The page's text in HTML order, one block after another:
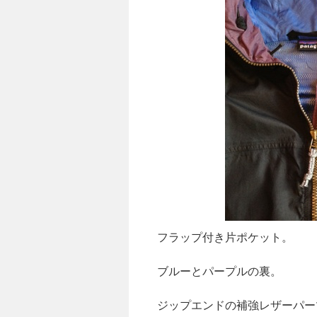
フラップ付き片ポケット。
ブルーとパープルの裏。
ジップエンドの補強レザーパ